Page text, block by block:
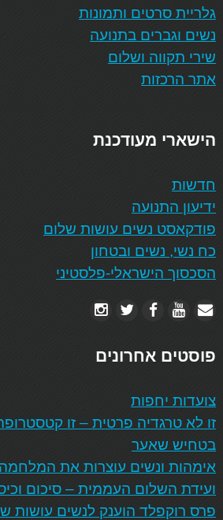
גלריית סרטים ותמונות
נשים וגברים בתנועה
שירי תקווה ושלום
אתר הרכזות
הישארי מעודכנת
חדשות
ידיעון התנועה
פודקאסט נשים עושות שלום
כח נשי, נשים ובטחון
הסכסוך הישראלי-פלסטיני
פוסטים אחרונים
צועדות יחפות
זו לא טרגדיה פרטית – זו
בטחיש שאער
אימהות ונשים עוצרות את
ועידת השלום העממית – סיכום
פרס רוקפלד הוענק לנשים עושות